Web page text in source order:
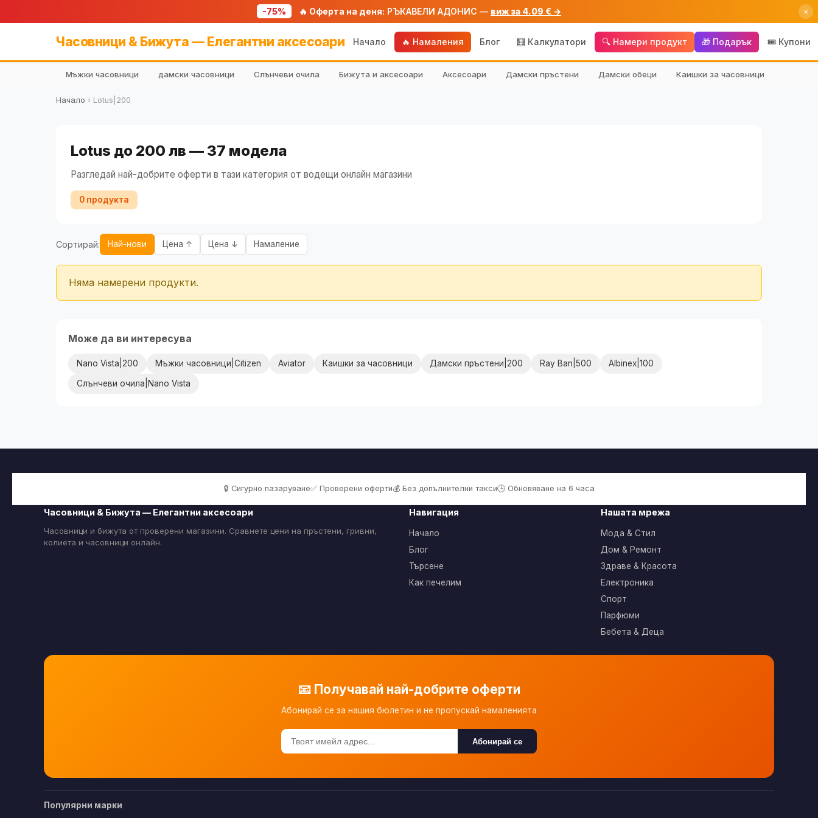
-75% 🔥 Оферта на деня: РЪКАВЕЛИ АДОНИС — виж за 4.09 € → ×
Часовници & Бижута — Елегантни аксесоари Начало 🔥 Намаления Блог 🧮 Калкулатори 🔍 Намери продукт 🎁 Подарък 🎟️ Купони
Мъжки часовници дамски часовници Слънчеви очила Бижута и аксесоари Аксесоари Дамски пръстени Дамски обеци Каишки за часовници
Начало › Lotus|200
Lotus до 200 лв — 37 модела
Разгледай най-добрите оферти в тази категория от водещи онлайн магазини
0 продукта
Сортирай: Най-нови Цена ↑ Цена ↓ Намаление
Няма намерени продукти.
Може да ви интересува
Nano Vista|200 Мъжки часовници|Citizen Aviator Каишки за часовници Дамски пръстени|200 Ray Ban|500 Albinex|100
Слънчеви очила|Nano Vista
🔒 Сигурно пазаруване✅ Проверени оферти💰 Без допълнителни такси🕒 Обновяване на 6 часа
Часовници & Бижута — Елегантни аксесоари
Часовници и бижута от проверени магазини. Сравнете цени на пръстени, гривни,
колиета и часовници онлайн.
Навигация
Начало
Блог
Търсене
Как печелим
Нашата мрежа
Мода & Стил
Дом & Ремонт
Здраве & Красота
Електроника
Спорт
Парфюми
Бебета & Деца
📧 Получавай най-добрите оферти
Абонирай се за нашия бюлетин и не пропускай намаленията
Абонирай се
Популярни марки